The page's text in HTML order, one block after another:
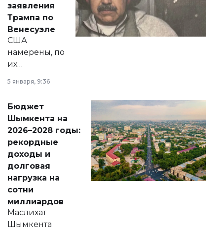
экономики и
личного здоровья.
заявления
Трампа по
Венесуэле
США
намерены, по
их
принести
народу
Венесуэлы.
5 января, 9:36
Бюджет
Шымкента на
2026–2028 годы:
рекордные
доходы и
долговая
нагрузка на
сотни
миллиардов
Маслихат
Шымкента